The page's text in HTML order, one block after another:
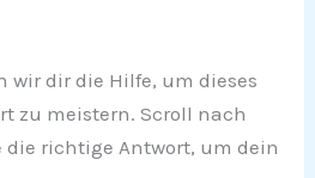
wir dir die Hilfe, um dieses
zu meistern. Scroll nach
richtige Antwort, um dein